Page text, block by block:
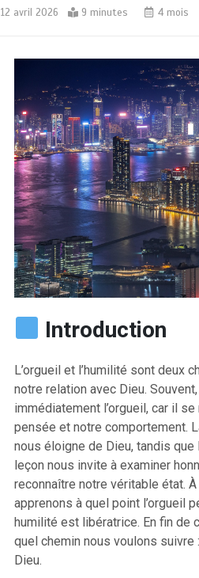
12 avril 2026 9 minutes 4 mois
Introduction
L’orgueil et l’humilité sont deux
notre relation avec Dieu.
immédiatement l’orgueil, car il
pensée et notre comportement.
nous éloigne de Dieu, tandis que
leçon nous invite à examiner
reconnaître notre véritable état.
apprenons à quel point l’orgueil
humilité est libératrice. En fin de
quel chemin nous voulons
Dieu.